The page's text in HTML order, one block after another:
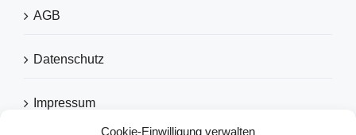
Cookie-Einwilligung verwalten
AGB
Datenschutz
Impressum